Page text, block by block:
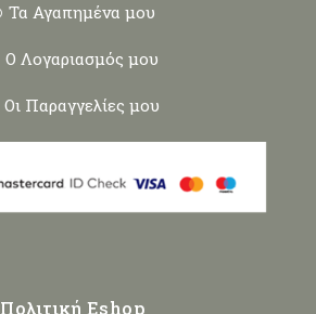
Τα Αγαπημένα μου
Ο Λογαριασμός μου
Οι Παραγγελίες μου
Πολιτική Eshop